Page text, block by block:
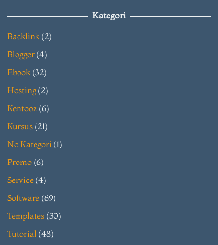
Kategori
Backlink(2)
Blogger (4)
Ebook(32)
Hosting(2)
Kentooz (6)
Kursus (21)
No Kategori (1)
Promo (6)
Service (4)
Software (69)
Templates (30)
Tutorial (48)